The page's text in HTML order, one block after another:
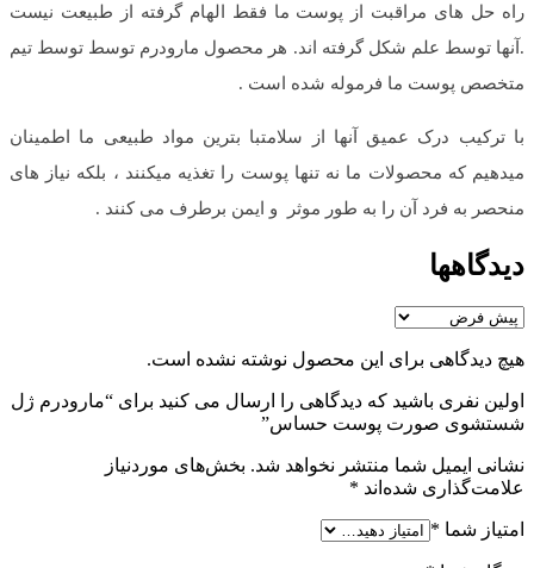
راه حل های مراقبت از پوست ما فقط الهام گرفته از طبیعت نیست
.آنها توسط علم شکل گرفته اند. هر محصول مارودرم توسط توسط تیم
متخصص پوست ما فرموله شده است .
با ترکیب درک عمیق آنها از سلامتبا بترین مواد طبیعی ما اطمینان
میدهیم که محصولات ما نه تنها پوست را تغذیه میکنند ، بلکه نیاز های
منحصر به فرد آن را به طور موثر و ایمن برطرف می کنند .
دیدگاهها
هیچ دیدگاهی برای این محصول نوشته نشده است.
اولین نفری باشید که دیدگاهی را ارسال می کنید برای “مارودرم ژل
شستشوی صورت پوست حساس”
نشانی ایمیل شما منتشر نخواهد شد. بخش‌های موردنیاز
علامت‌گذاری شده‌اند *
امتیاز شما *